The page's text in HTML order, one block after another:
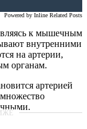
Powered by Inline Related Posts
к мышечным
внутренними
на артерии,
органам.
артерией